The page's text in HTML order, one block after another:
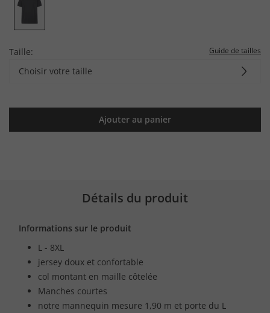
Taille: Guide de tailles
Choisir votre taille
Ajouter au panier
Détails du produit
Informations sur le produit
L - 8XL
jersey doux et confortable
col montant en maille côtelée
Manches courtes
notre mannequin mesure 1,90 m et porte du L